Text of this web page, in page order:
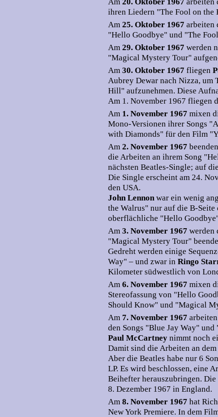
ihren Liedern "The Fool on
Am 25. Oktober 1967 arbeiten
"Hello Goodbye" und "The
Am 29. Oktober 1967 werden
"Magical Mystery Tour"
Am 30. Oktober 1967 fliegen
Aubrey Dewar nach Nizza, um
Hill" aufzunehmen. Diese
Am 1. November 1967 fliegen
Am 1. November 1967 mixen
Mono-Versionen ihrer Songs
with Diamonds" für den Film
Am 2. November 1967
die Arbeiten an ihrem Song
nächsten Beatles-Single; auf
Die Single erscheint am 24.
den USA.
John Lennonwar ein wenig
the Walrus" nur auf die B-Seite
oberflächliche "Hello
Am 3. November 1967 werden
"Magical Mystery Tour"
Gedreht werden einige
Way" – und zwar in Ringo
Kilometer südwestlich von
Am 6. November 1967 mixen
Stereofassung von "Hello
Should Know" und "Magical
Am 7. November 1967
den Songs "Blue Jay Way"
Paul McCartney nimmt noch
Damit sind die Arbeiten an
Aber die Beatles habe nur 6
LP. Es wird beschlossen, eine
Beihefter herauszubringen.
8. Dezember 1967 in England.
Am 8. November 1967 hat
New York Premiere. In dem